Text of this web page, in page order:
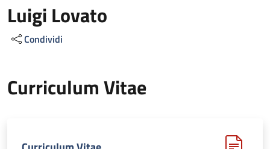
Luigi Lovato
Condividi
Curriculum Vitae